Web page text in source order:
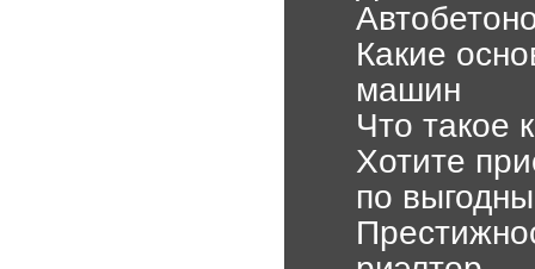
Какие
машин
Что такое
Хотите
по